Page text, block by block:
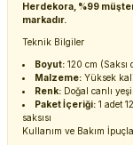
Herdekora, %99
markadır.
Teknik Bilgiler
Boyut: 120 cm
Malzeme: Yüksek
Renk: Doğal canlı yeşil
Paket İçeriği: 1 adet
saksısı
Kullanım ve Bakım